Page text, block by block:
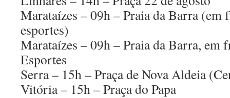
Marataízes – 09h – Praia da Barra (em
esportes)
Marataízes – 09h – Praia da Barra, em
Esportes
Serra – 15h – Praça de Nova Aldeia
Vitória – 15h – Praça do Papa